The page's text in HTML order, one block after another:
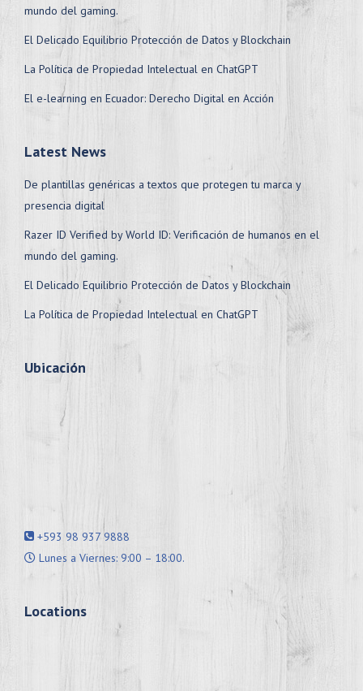
mundo del gaming.
El Delicado Equilibrio Protección de Datos y Blockchain
La Política de Propiedad Intelectual en ChatGPT
El e-learning en Ecuador: Derecho Digital en Acción
Latest News
De plantillas genéricas a textos que protegen tu marca y
presencia digital
Razer ID Verified by World ID: Verificación de humanos en el
mundo del gaming.
El Delicado Equilibrio Protección de Datos y Blockchain
La Política de Propiedad Intelectual en ChatGPT
Ubicación
+593 98 937 9888
Lunes a Viernes: 9:00 – 18:00.
Locations